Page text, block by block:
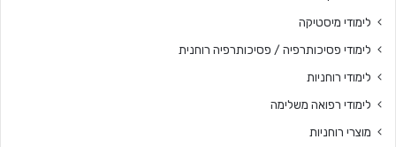
לימודי מיסטיקה
לימודי פסיכותרפיה / פסיכותרפיה רוחנית
לימודי רוחניות
לימודי רפואה משלימה
מוצרי רוחניות